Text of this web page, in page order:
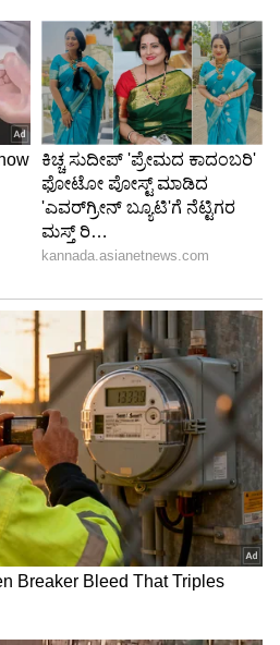
ಮತ್ತು ಅಂತರ್ಮುಖಿ
ಏಕೆ ಹೆಚ್ಚು
ಕುರಿತು ತಿಳಿಯಿರಿ.
ವಿಜ್ಞಾನ ಏನು ಹೇಳುತ್ತದೆ?